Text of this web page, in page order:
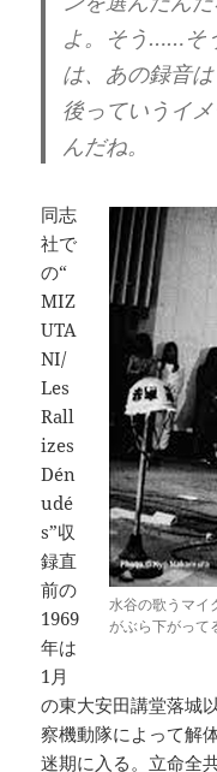
よ。そう……そ
は、あの録音
後っていうイ
んだね。
水谷の歌うマイ
がぶら下がって
同志
社で
の“
MIZ
UTA
NI/
Les
Rall
izes
Dén
udé
s”収
録直
前の
1969
年は
1月
の東大安田講堂落城
察機動隊によって解
迷期に入る。立命全